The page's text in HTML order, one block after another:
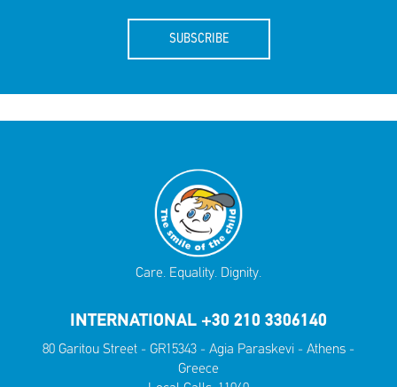
SUBSCRIBE
Care. Equality. Dignity.
INTERNATIONAL +30 210 3306140
80 Garitou Street - GR15343 - Agia Paraskevi - Athens -
Greece